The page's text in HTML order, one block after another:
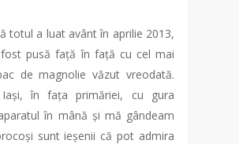
totul a luat avânt în aprilie 2013,
pusă față în față cu cel mai
de magnolie văzut vreodată.
în fața primăriei, cu gura
în mână și mă gândeam
sunt ieșenii că pot admira